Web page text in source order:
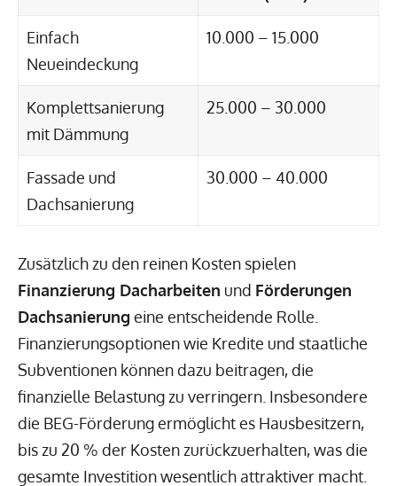
Einfach
Neueindeckung
10.000 – 15.000
Komplettsanierung
mit Dämmung
25.000 – 30.000
Fassade und
Dachsanierung
30.000 – 40.000
Zusätzlich zu den reinen Kosten spielen
Finanzierung Dacharbeiten und Förderungen
Dachsanierung eine entscheidende Rolle.
Finanzierungsoptionen wie Kredite und staatliche
Subventionen können dazu beitragen, die
finanzielle Belastung zu verringern. Insbesondere
die BEG-Förderung ermöglicht es Hausbesitzern,
bis zu 20 % der Kosten zurückzuerhalten, was die
gesamte Investition wesentlich attraktiver macht.